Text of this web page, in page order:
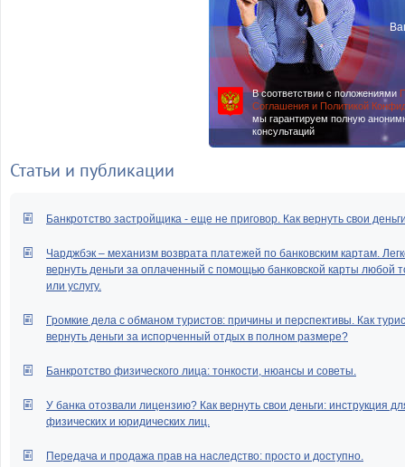
В соответствии с положениями
Соглашения и Политикой
мы гарантируем полную
консультаций
Статьи и публикации
Банкротство застройщика - еще не приговор. Как вернуть свои
Чарджбэк – механизм возврата платежей по банковским картам.
вернуть деньги за оплаченный с помощью банковской карты любой
или услугу.
Громкие дела с обманом туристов: причины и перспективы. Как
вернуть деньги за испорченный отдых в полном размере?
Банкротство физического лица: тонкости, нюансы и советы.
У банка отозвали лицензию? Как вернуть свои деньги: инструкция
физических и юридических лиц.
Передача и продажа прав на наследство: просто и доступно.